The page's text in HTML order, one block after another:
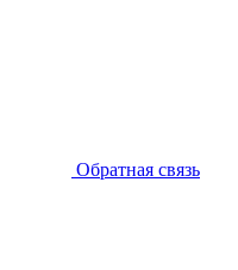
Обратная связь